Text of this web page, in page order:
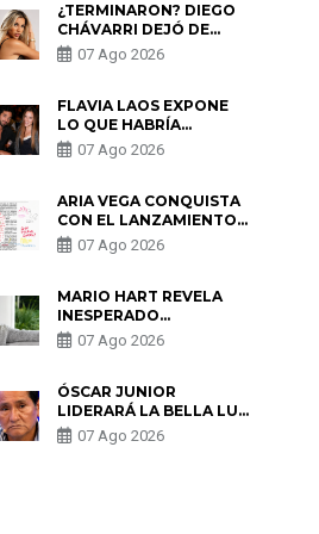
¿TERMINARON? DIEGO
CHÁVARRI DEJÓ DE
SEGUIR A GABRIELA
HERRERA Y ANUNCIA SU
07 Ago 2026
FLAVIA LAOS EXPONE
LO QUE HABRÍA
BUSCADO PABLO
HEREDIA CON ALE
PARTES QUERÍA EL
REMEMBER”
07 Ago 2026
ARIA VEGA CONQUISTA
CON EL LANZAMIENTO
DE “TOTOTO (+4)”
07 Ago 2026
MARIO HART REVELA
INESPERADO
PROBLEMA DE SALUD
ANTES DE SEPARARSE
ENCONTRARON UN
TUMOR”
07 Ago 2026
ÓSCAR JUNIOR
LIDERARÁ LA BELLA LUZ
TRAS SALIDA DE SU
PADRE POR POLÉMICA
07 Ago 2026